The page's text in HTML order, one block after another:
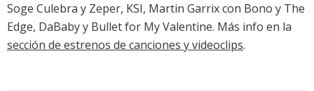
Soge Culebra y Zeper, KSI, Martin Garrix con Bono y The
Edge, DaBaby y Bullet for My Valentine. Más info en la
sección de estrenos de canciones y videoclips.